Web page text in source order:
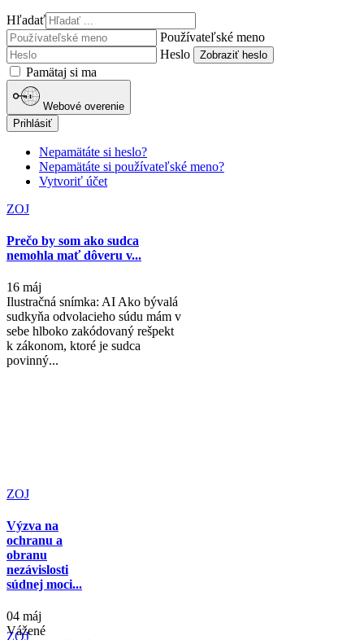
Hľadať
Používateľské meno
Heslo
Zobraziť heslo
Pamätaj si ma
Webové overenie
Prihlásiť
Nepamätáte si heslo?
Nepamätáte si používateľské meno?
Vytvoriť účet
ZOJ
Prečo by som ako sudca
nemohla mať dôveru v...
16 máj
Ilustračná snímka: AI Ako bývalá
sudkyňa odvolacieho súdu mám v
sebe hlboko zakódovaný rešpekt
k zákonom, ktoré je sudca
povinný...
ZOJ
Výzva na
ochranu a
obranu
nezávislosti
súdnej moci...
04 máj
Vážené
ZOJ